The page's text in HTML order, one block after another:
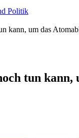
Politik
kann, um das
tun